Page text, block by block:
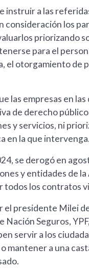
instruir a las
los
priorizando
para el
el otorgamiento de
las empresas en
de derecho
y servicios, ni
en la que intervenga.
se derogó en
y entidades de
todos los contratos
presidente Milei
Nación Seguros,
servir a los
mantener a una